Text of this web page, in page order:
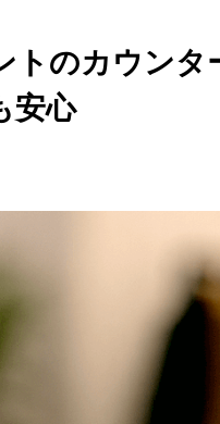
トのカウン
安心